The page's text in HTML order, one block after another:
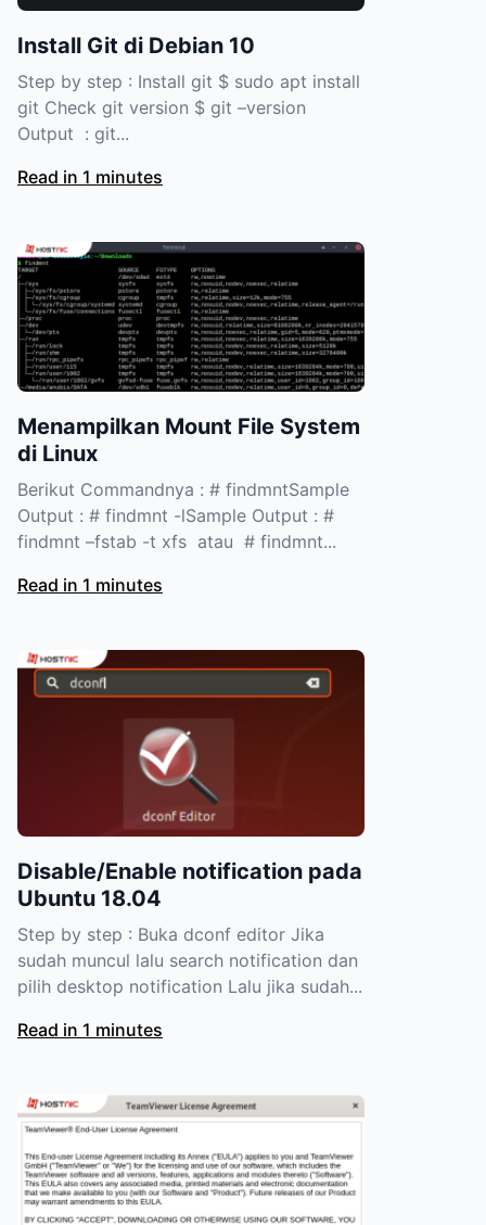
Install Git di Debian 10
Step by step : Install git $ sudo apt install
git Check git version $ git –version
Output : git...
Read in 1 minutes
Menampilkan Mount File System
di Linux
Berikut Commandnya : # findmntSample
Output : # findmnt -lSample Output : #
findmnt –fstab -t xfs atau # findmnt...
Read in 1 minutes
Disable/Enable notification pada
Ubuntu 18.04
Step by step : Buka dconf editor Jika
sudah muncul lalu search notification dan
pilih desktop notification Lalu jika sudah...
Read in 1 minutes